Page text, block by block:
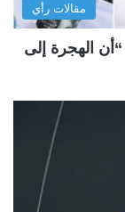
مقالات رأي
الهجرة إلى